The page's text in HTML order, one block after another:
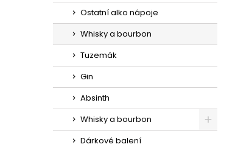
Ostatní alko nápoje
Whisky a bourbon
Tuzemák
Gin
Absinth
Whisky a bourbon
Dárkové balení